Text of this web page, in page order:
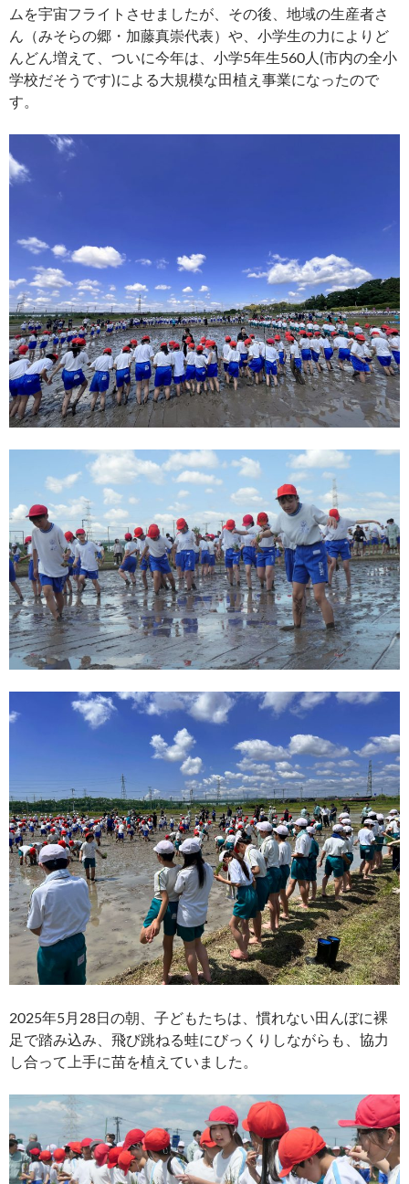
ムを宇宙フライトさせましたが、その後、地域の生産者さ
ん（みそらの郷・加藤真崇代表）や、小学生の力によりど
んどん増えて、ついに今年は、小学5年生560人(市内の全小
学校だそうです)による大規模な田植え事業になったので
す。
2025年5月28日の朝、子どもたちは、慣れない田んぼに裸
足で踏み込み、飛び跳ねる蛙にびっくりしながらも、協力
し合って上手に苗を植えていました。